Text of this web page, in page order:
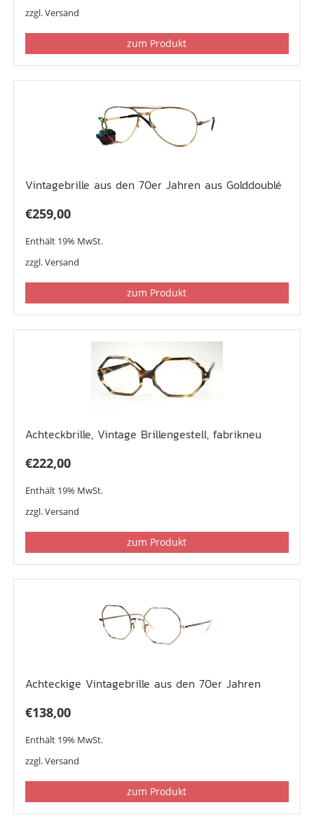
zzgl.Versand
zum Produkt
Vintagebrille aus den 70er Jahren aus Golddoublé
€259,00
Enthält 19% MwSt.
zzgl.Versand
zum Produkt
Achteckbrille, Vintage Brillengestell, fabrikneu
€222,00
Enthält 19% MwSt.
zzgl.Versand
zum Produkt
Achteckige Vintagebrille aus den 70er Jahren
€138,00
Enthält 19% MwSt.
zzgl.Versand
zum Produkt